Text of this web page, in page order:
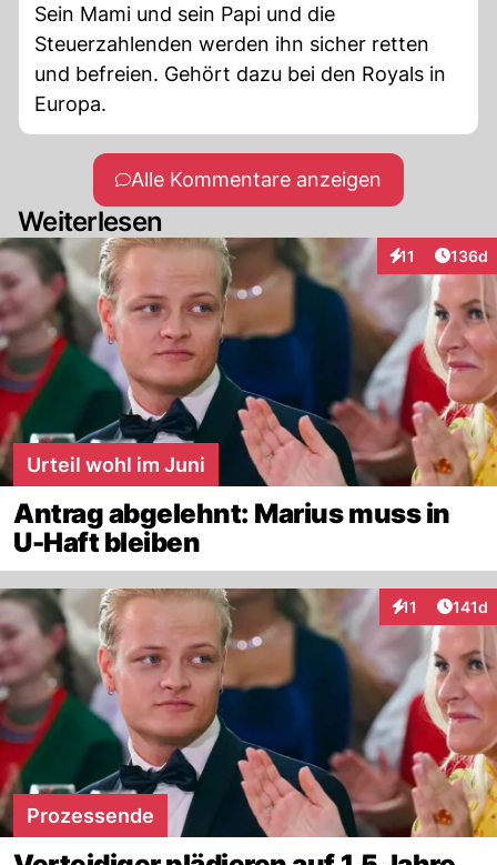
Sein Mami und sein Papi und die
Steuerzahlenden werden ihn sicher retten
und befreien. Gehört dazu bei den Royals in
Europa.
Alle Kommentare anzeigen
Weiterlesen
11
Interaktionen
136d
Urteil wohl im Juni
Antrag abgelehnt: Marius muss in
U-Haft bleiben
11
Interaktionen
141d
Prozessende